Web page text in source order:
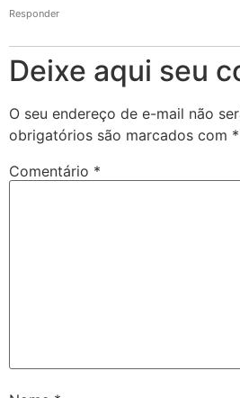
Responder
Deixe aqui seu
O seu endereço de e-mail não
obrigatórios são marcados com *
Comentário *